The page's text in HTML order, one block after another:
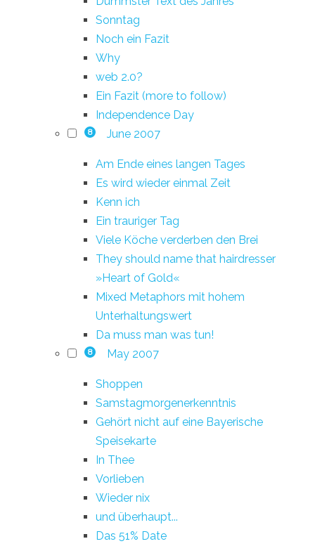
Sonntag
Noch ein Fazit
Why
web 2.0?
Ein Fazit (more to follow)
Independence Day
8 June 2007
Am Ende eines langen Tages
Es wird wieder einmal Zeit
Kenn ich
Ein trauriger Tag
Viele Köche verderben den Brei
They should name that hairdresser
»Heart of Gold«
Mixed Metaphors mit hohem
Unterhaltungswert
Da muss man was tun!
8 May 2007
Shoppen
Samstagmorgenerkenntnis
Gehört nicht auf eine Bayerische
Speisekarte
In Thee
Vorlieben
Wieder nix
und überhaupt...
Das 51% Date